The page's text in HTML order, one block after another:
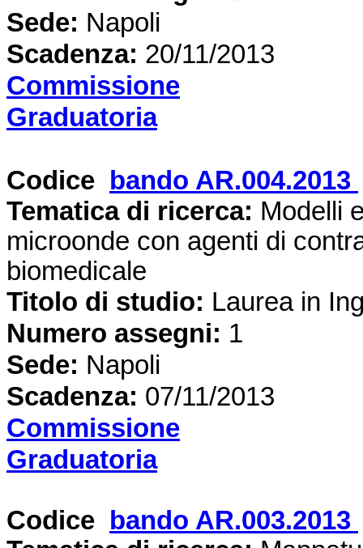
Sede: Napoli
Scadenza: 20/11/2013
Commissione
Graduatoria
Codice
bando AR.004.2013
Tematica di ricerca: Modelli
microonde con agenti di
biomedicale
Titolo di studio: Laurea in
Numero assegni: 1
Sede: Napoli
Scadenza: 07/11/2013
Commissione
Graduatoria
Codice
bando AR.003.2013